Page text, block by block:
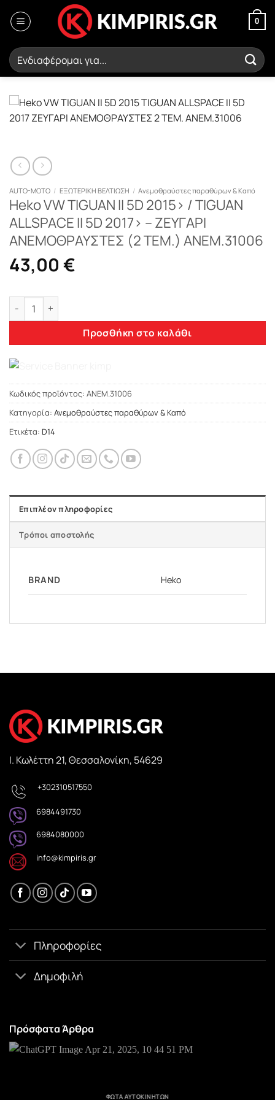
στο
0
Αναζήτηση
για:
AUTO-MOTO / ΕΞΩΤΕΡΙΚΗ ΒΕΛΤΙΩΣΗ / Ανεμοθραύστες παραθύρων & Καπό
Heko VW TIGUAN II 5D 2015> / TIGUAN
ALLSPACE II 5D 2017> – ΖΕΥΓΑΡΙ
ΑΝΕΜΟΘΡΑΥΣΤΕΣ (2 ΤΕΜ.) ΑΝΕΜ.31006
43,00 €
Heko VW TIGUAN II 5D 2015> / TIGUAN ALLSPACE II 5D
Προσθήκη στο καλάθι
Κωδικός προϊόντος: ΑΝΕΜ.31006
Κατηγορία: Ανεμοθραύστες παραθύρων & Καπό
Ετικέτα: D14
Επιπλέον πληροφορίες
Τρόποι αποστολής
BRAND Heko
Ι. Κωλέττη 21, Θεσσαλονίκη, 54629
+302310517550
6984491730
6984080000
info@kimpiris.gr
Πληροφορίες
Δημοφιλή
Πρόσφατα Άρθρα
ΦΏΤΑ ΑΥΤΟΚΙΝΉΤΩΝ